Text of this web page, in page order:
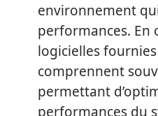
environnement
performances. En
logicielles
comprennent
permettant
performances du